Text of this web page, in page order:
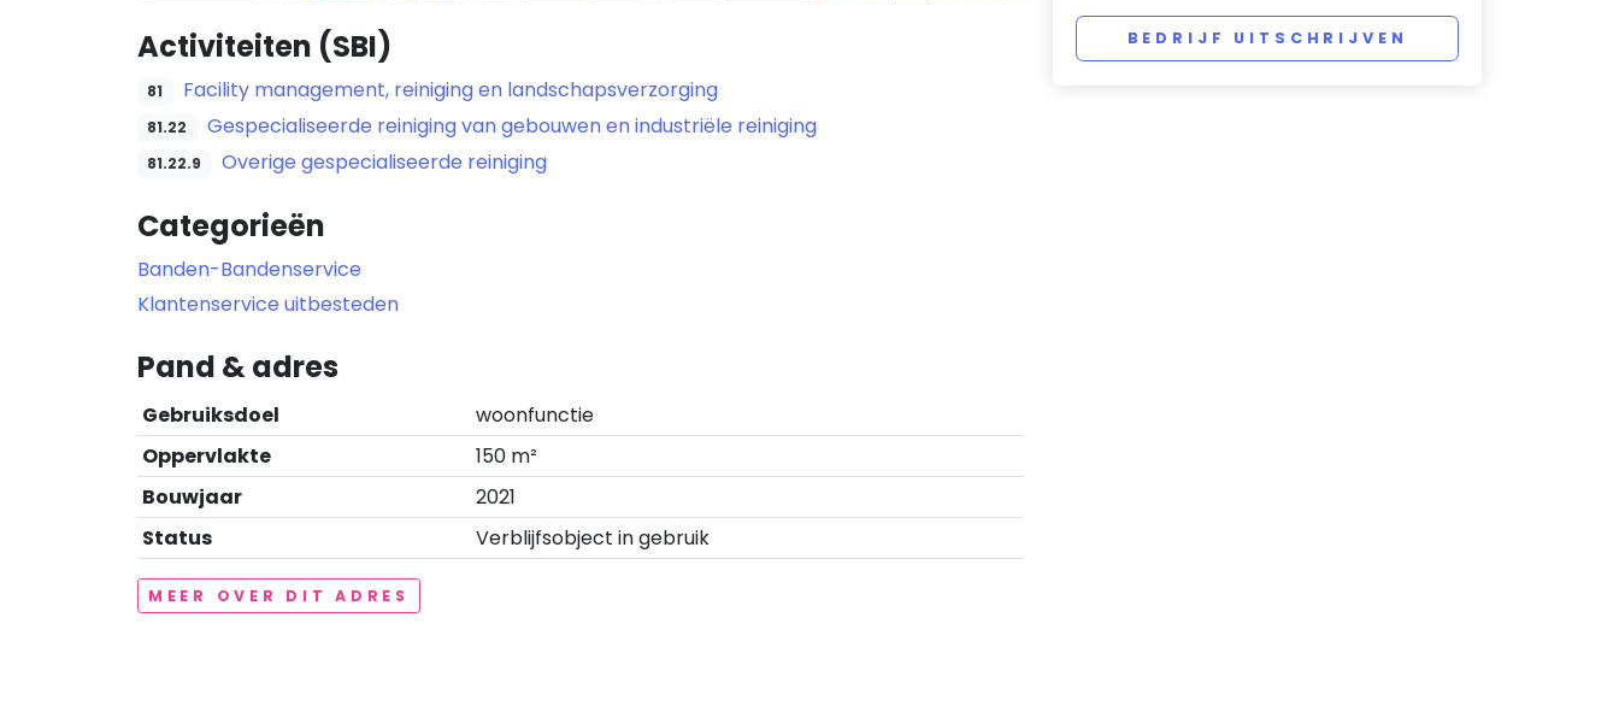
Activiteiten (SBI)
81 Facility management, reiniging en landschapsverzorging
81.22 Gespecialiseerde reiniging van gebouwen en industriële reiniging
81.22.9 Overige gespecialiseerde reiniging
Categorieën
Banden-Bandenservice
Klantenservice uitbesteden
Pand & adres
Gebruiksdoel
woonfunctie
Oppervlakte
150 m²
Bouwjaar
2021
Status
Verblijfsobject in gebruik
MEER OVER DIT ADRES
BEDRIJF UITSCHRIJVEN